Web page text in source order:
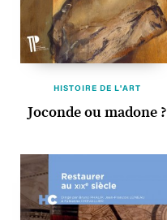
HISTOIRE DE L'ART
Joconde ou madone ?